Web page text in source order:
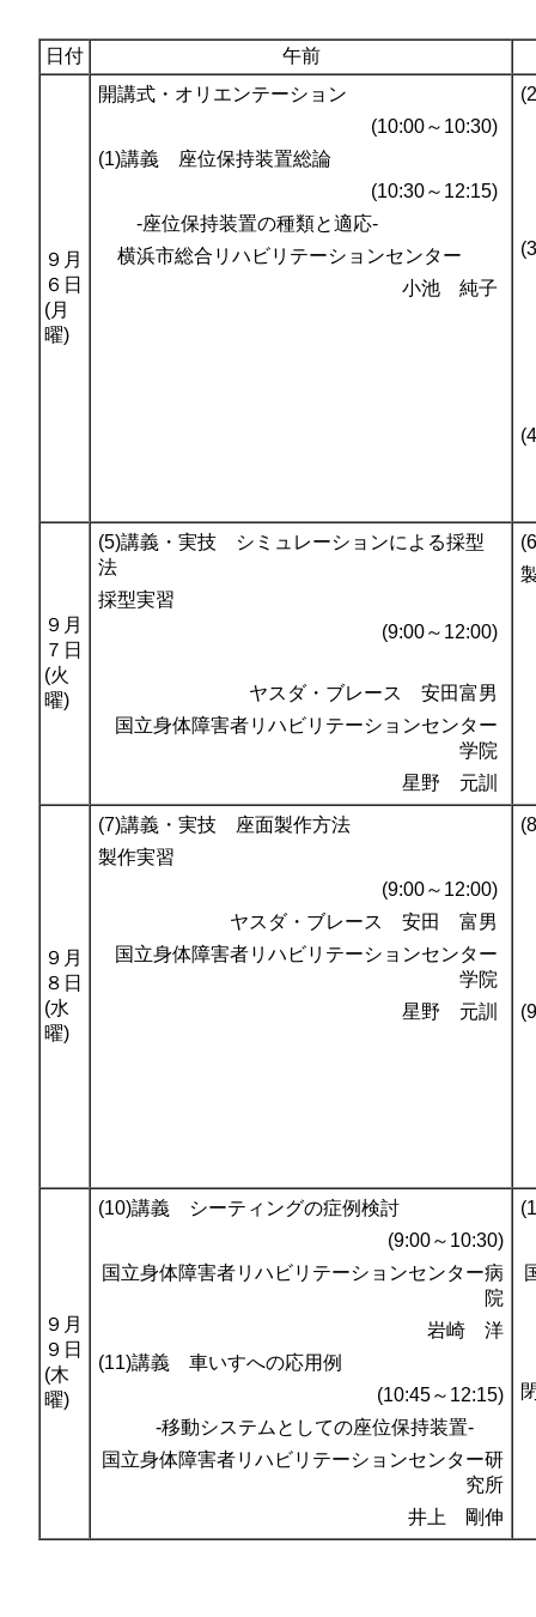
日付 午前
９月
６日
(月
曜)
開講式・オリエンテーション
(10:00～10:30)
(1)講義 座位保持装置総論
(10:30～12:15)
-座位保持装置の種類と適応-
横浜市総合リハビリテーションセンター
小池 純子
９月
７日
(火
曜)
(5)講義・実技 シミュレーションによる採型
法
採型実習
(9:00～12:00)
ヤスダ・ブレース 安田富男
国立身体障害者リハビリテーションセンター
学院
星野 元訓
９月
８日
(水
曜)
(7)講義・実技 座面製作方法
製作実習
(9:00～12:00)
ヤスダ・ブレース 安田 富男
国立身体障害者リハビリテーションセンター
学院
星野 元訓
９月
９日
(木
曜)
(10)講義 シーティングの症例検討
(9:00～10:30)
国立身体障害者リハビリテーションセンター病
院
岩崎 洋
(11)講義 車いすへの応用例
(10:45～12:15)
-移動システムとしての座位保持装置-
国立身体障害者リハビリテーションセンター研
究所
井上 剛伸